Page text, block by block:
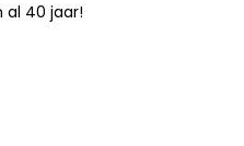
al 40 jaar!